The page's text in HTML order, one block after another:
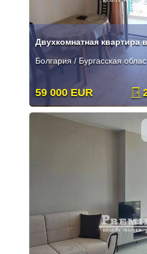
Болгария / Бургасская
59 000 EUR